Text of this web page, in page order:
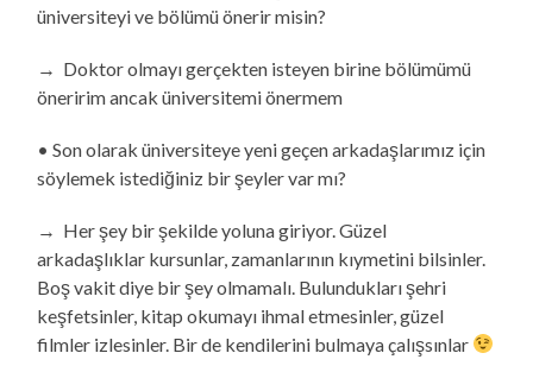
üniversiteyi ve bölümü önerir misin?
→ Doktor olmayı gerçekten isteyen birine bölümümü
öneririm ancak üniversitemi önermem
• Son olarak üniversiteye yeni geçen arkadaşlarımız için
söylemek istediğiniz bir şeyler var mı?
→ Her şey bir şekilde yoluna giriyor. Güzel
arkadaşlıklar kursunlar, zamanlarının kıymetini bilsinler.
Boş vakit diye bir şey olmamalı. Bulundukları şehri
keşfetsinler, kitap okumayı ihmal etmesinler, güzel
filmler izlesinler. Bir de kendilerini bulmaya çalışsınlar